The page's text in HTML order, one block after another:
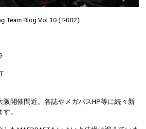
Team Blog Vol.10 (T-002)
阪開催間近。各誌やメガバスHP等に続々新
。